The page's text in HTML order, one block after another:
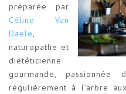
préparée par
Céline Van
Daële,
naturopathe et
diététicienne
gourmande,
régulièrement à l’arbre